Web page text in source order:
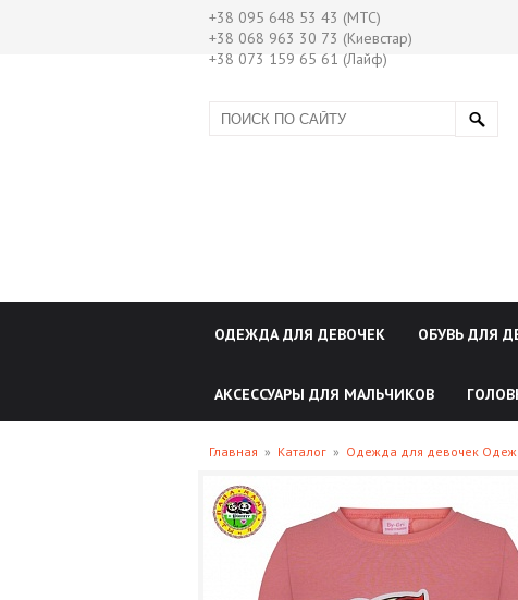
+38 095 648 53 43 (МТС)
+38 068 963 30 73 (Киевстар)
+38 073 159 65 61 (Лайф)
ОДЕЖДА ДЛЯ ДЕВОЧЕК ОБУВЬ ДЛЯ
АКСЕССУАРЫ ДЛЯ МАЛЬЧИКОВ
Главная » Каталог » Одежда для девочек